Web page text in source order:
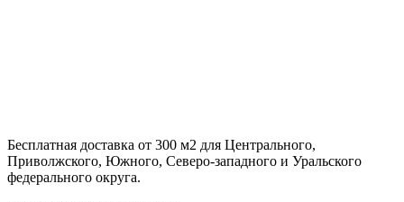
Бесплатная доставка от 300 м2 для Центрального,
Приволжского, Южного, Северо-западного и Уральского
федерального округа.